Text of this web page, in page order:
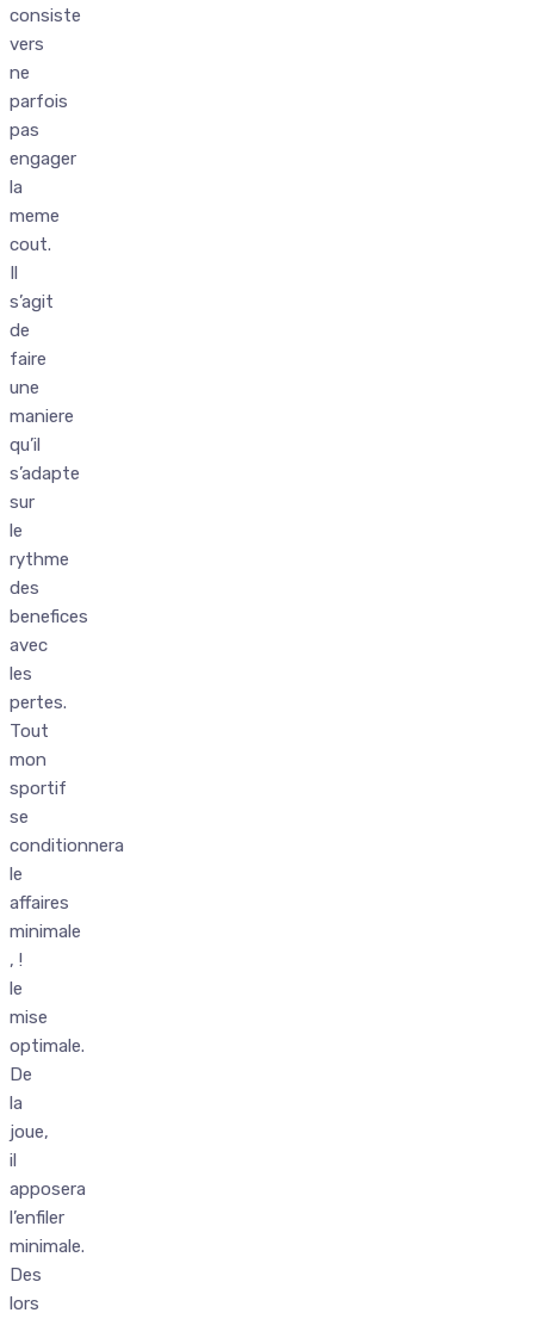
consiste
vers
ne
parfois
pas
engager
la
meme
cout.
Il
s’agit
de
faire
une
maniere
qu’il
s’adapte
sur
le
rythme
des
benefices
avec
les
pertes.
Tout
mon
sportif
se
conditionnera
le
affaires
minimale
, !
le
mise
optimale.
De
la
joue,
il
apposera
l’enfiler
minimale.
Des
lors